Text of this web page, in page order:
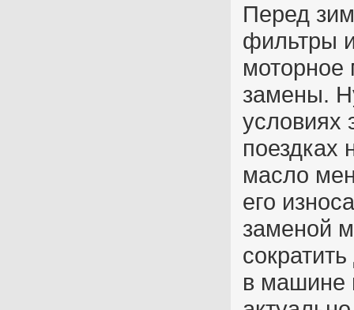
Перед
фильтры
моторное
замены.
условиях
поездках
масло
его
заменой
в машине